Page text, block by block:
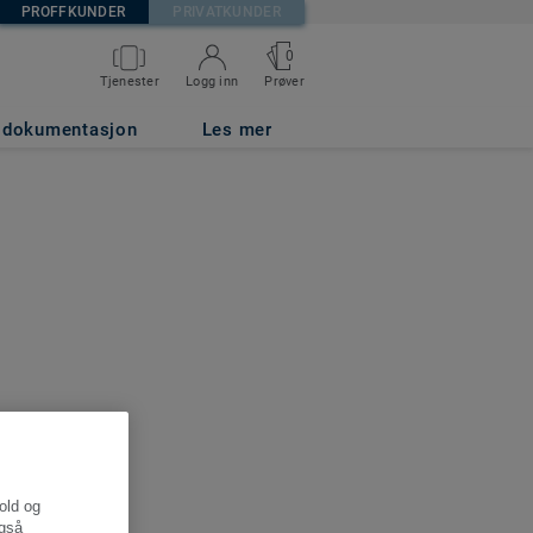
PROFFKUNDER PRIVATKUNDER
Tjenester Logg inn
0
Prøver
Les mer
og